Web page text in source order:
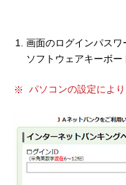
画面のログインパスワ
ソフトウェアキーボー
パソコンの設定によ